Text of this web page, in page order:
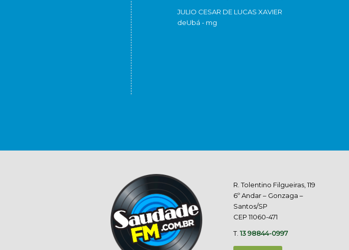
JULIO CESAR DE LUCAS XAVIER
deUbá - mg
R. Tolentino Filgueiras, 119
6º Andar – Gonzaga –
Santos/SP
CEP 11060-471
T.13 98844-0997